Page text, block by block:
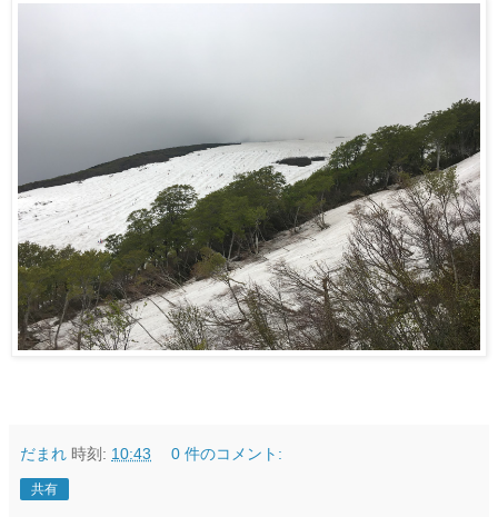
だまれ 時刻: 10:43 0 件のコメント:
共有